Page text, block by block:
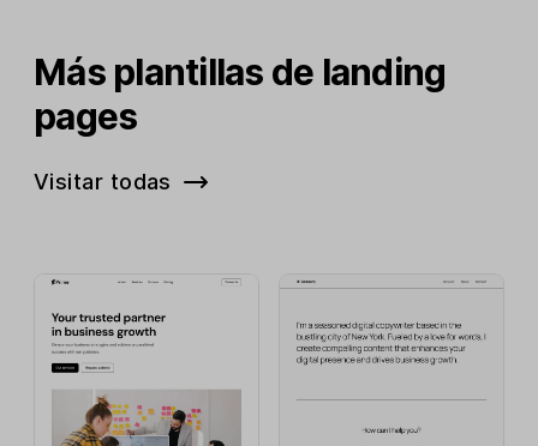
Más plantillas de landing
pages
Visitar todas